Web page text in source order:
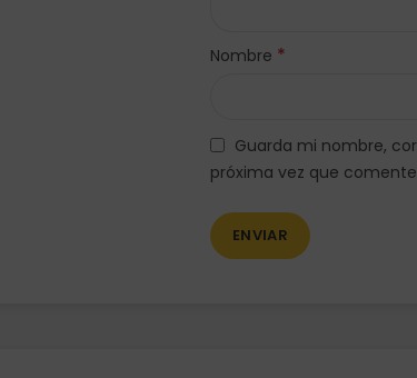
Nombre *
Guarda mi nombre,
próxima vez que